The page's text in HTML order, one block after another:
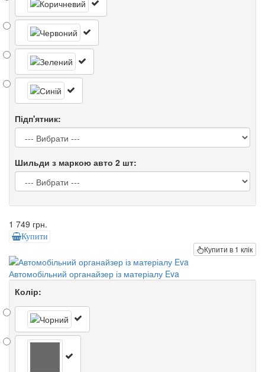
Підп'ятник:
Шильди з маркою авто 2 шт:
1 749 грн.
Купити
Купити в 1 клік
Автомобільний органайзер із матеріалу Eva
Колір: